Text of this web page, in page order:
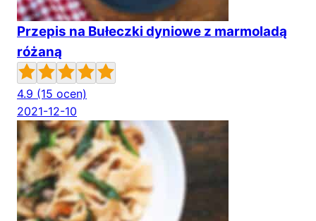
Przepis na Bułeczki dyniowe z marmoladą
różaną
4.9 (15 ocen)
2021-12-10